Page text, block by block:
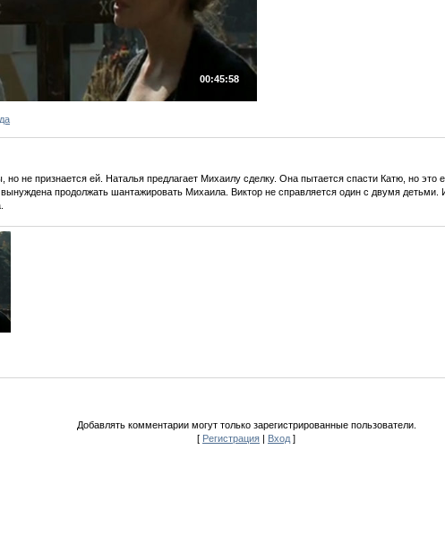
00:45:58
не признается ей. Наталья предлагает Михаилу сделку. Она пытается спасти Катю, но это
продолжать шантажировать Михаила. Виктор не справляется один с двумя
Добавлять комментарии могут только зарегистрированные пользователи.
[ Регистрация | Вход ]